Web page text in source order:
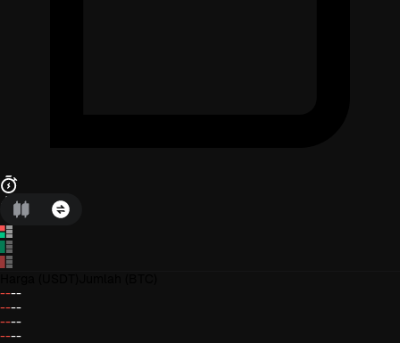
----
----
----
----